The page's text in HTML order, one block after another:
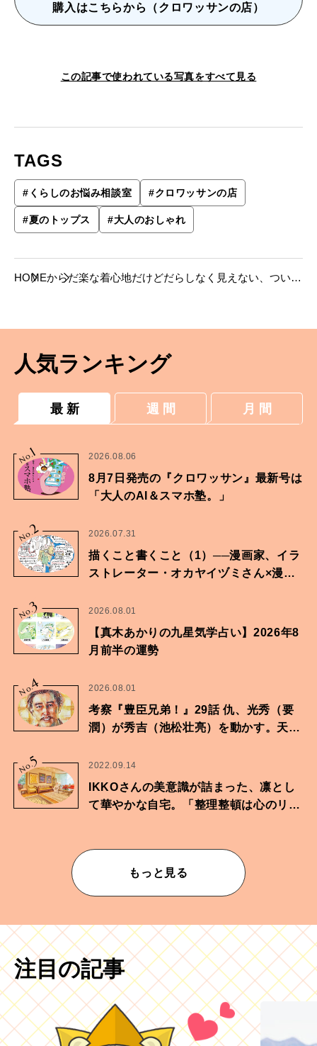
購入はこちらから（クロワッサンの店）
この記事で使われている写真をすべて見る
TAGS
# くらしのお悩み相談室 #クロワッサンの店
#夏のトップス #大人のおしゃれ
HOMEからだ楽な着心地だけどだらしなく見えない、つい手
人気ランキング
最 新 週 間 月 間
No.
1 2026.08.06
8月7日発売の『クロワッサン』最新号は
「大人のAI＆スマホ塾。」
No.2 2026.07.31
描くこと書くこと（1）──漫画家、イラ
ストレーター・オカヤイヅミさん×漫画
No.3 2026.08.01
【真木あかりの九星気学占い】2026年8
月前半の運勢
No.
4 2026.08.01
考察『豊臣兄弟！』29話 仇、光秀（要
潤）が秀吉（池松壮亮）を動かす。天下
No.5 2022.09.14
IKKOさんの美意識が詰まった、凛とし
て華やかな自宅。「整理整頓は心のリズ
もっと見る
注目の記事